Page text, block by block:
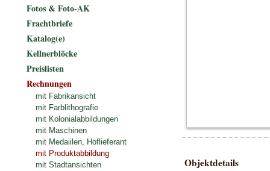
Objektdetails
Fotos & Foto-AK
Frachtbriefe
Katalog(e)
Kellnerblöcke
Preislisten
Rechnungen
mit Fabrikansicht
mit Farblithografie
mit Kolonialabbildungen
mit Maschinen
mit Medaiilen, Hoflieferant
mit Produktabbildung
mit Stadtansichten